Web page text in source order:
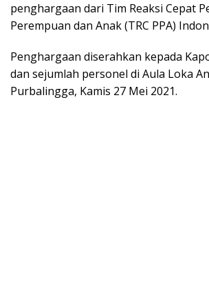
penghargaan dari Tim Reaksi Cepat
Perempuan dan Anak (TRC PPA)
Penghargaan diserahkan kepada
dan sejumlah personel di Aula Loka
Purbalingga, Kamis 27 Mei 2021.